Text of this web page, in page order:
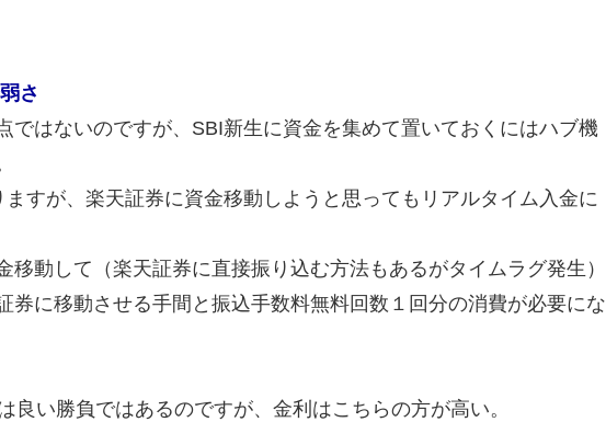
さ
ではないのですが、SBI新生に資金を集めて置いておくにはハブ機
すが、楽天証券に資金移動しようと思ってもリアルタイム入金に
移動して（楽天証券に直接振り込む方法もあるがタイムラグ発生）
券に移動させる手間と振込手数料無料回数１回分の消費が必要にな
良い勝負ではあるのですが、金利はこちらの方が高い。